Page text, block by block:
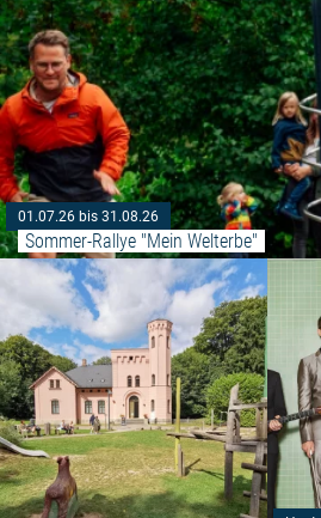
01.07.26 bis 31.08.26
Sommer-Rallye "Mein Welterbe"